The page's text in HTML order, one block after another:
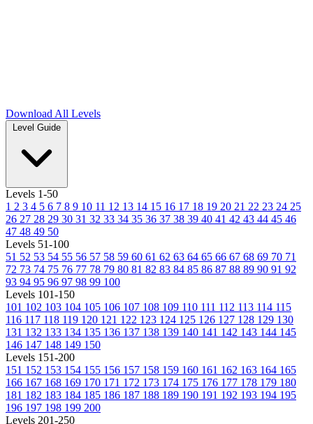
Download All Levels
Level Guide
Levels 1-50
1 2 3 4 5 6 7 8 9 10 11 12 13 14 15 16 17 18 19 20 21 22 23 24 25
26 27 28 29 30 31 32 33 34 35 36 37 38 39 40 41 42 43 44 45 46
47 48 49 50
Levels 51-100
51 52 53 54 55 56 57 58 59 60 61 62 63 64 65 66 67 68 69 70 71
72 73 74 75 76 77 78 79 80 81 82 83 84 85 86 87 88 89 90 91 92
93 94 95 96 97 98 99 100
Levels 101-150
101 102 103 104 105 106 107 108 109 110 111 112 113 114 115
116 117 118 119 120 121 122 123 124 125 126 127 128 129 130
131 132 133 134 135 136 137 138 139 140 141 142 143 144 145
146 147 148 149 150
Levels 151-200
151 152 153 154 155 156 157 158 159 160 161 162 163 164 165
166 167 168 169 170 171 172 173 174 175 176 177 178 179 180
181 182 183 184 185 186 187 188 189 190 191 192 193 194 195
196 197 198 199 200
Levels 201-250